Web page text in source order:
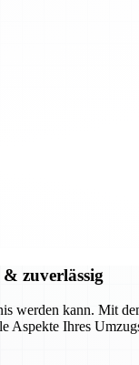
zuverlässig
werden kann. Mit
Ihres